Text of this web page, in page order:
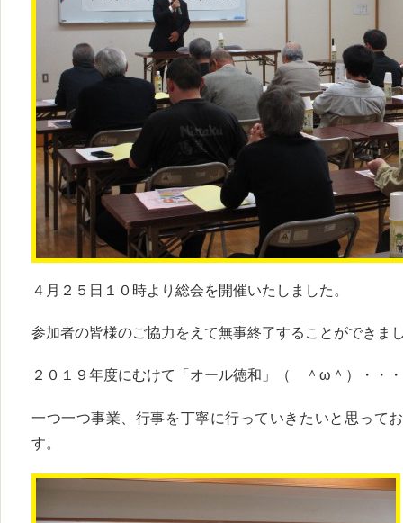
４月２５日１０時より総会を開催いたしました。
参加者の皆様のご協力をえて無事終了することができま
２０１９年度にむけて「オール徳和」（ ＾ω＾）・・・
一つ一つ事業、行事を丁寧に行っていきたいと思って
す。